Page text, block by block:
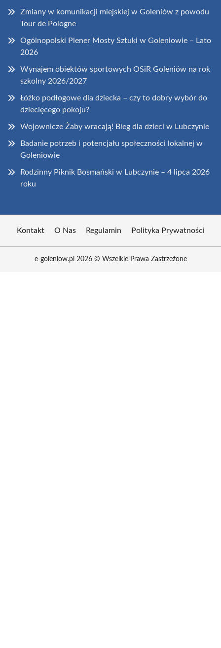
Zmiany w komunikacji miejskiej w Goleniów z powodu
Tour de Pologne
Ogólnopolski Plener Mosty Sztuki w Goleniowie – Lato
2026
Wynajem obiektów sportowych OSiR Goleniów na rok
szkolny 2026/2027
Łóżko podłogowe dla dziecka – czy to dobry wybór do
dziecięcego pokoju?
Wojownicze Żaby wracają! Bieg dla dzieci w Lubczynie
Badanie potrzeb i potencjału społeczności lokalnej w
Goleniowie
Rodzinny Piknik Bosmański w Lubczynie – 4 lipca 2026
roku
Kontakt O Nas Regulamin Polityka Prywatności
e-goleniow.pl 2026 © Wszelkie Prawa Zastrzeżone